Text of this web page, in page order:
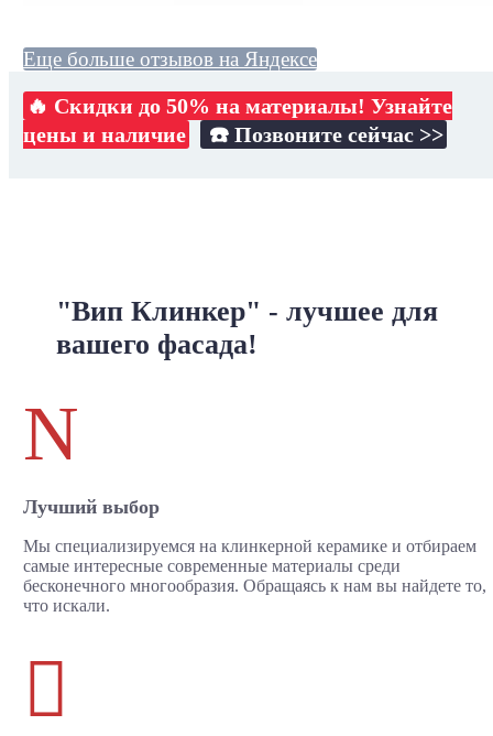
Еще больше отзывов на Яндексе
🔥 Скидки до 50% на материалы! Узнайте
цены и наличие
☎️ Позвоните сейчас >>
"Вип Клинкер" - лучшее для
вашего фасада!
N
Лучший выбор
Мы специализируемся на клинкерной керамике и отбираем
самые интересные современные материалы среди
бесконечного многообразия. Обращаясь к нам вы найдете то,
что искали.
